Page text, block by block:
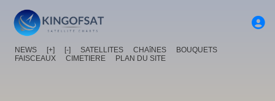
NEWS [+] [-] SATELLITES CHAîNES
BOUQUETS
FAISCEAUX
CIMETIERE PLAN DU SITE